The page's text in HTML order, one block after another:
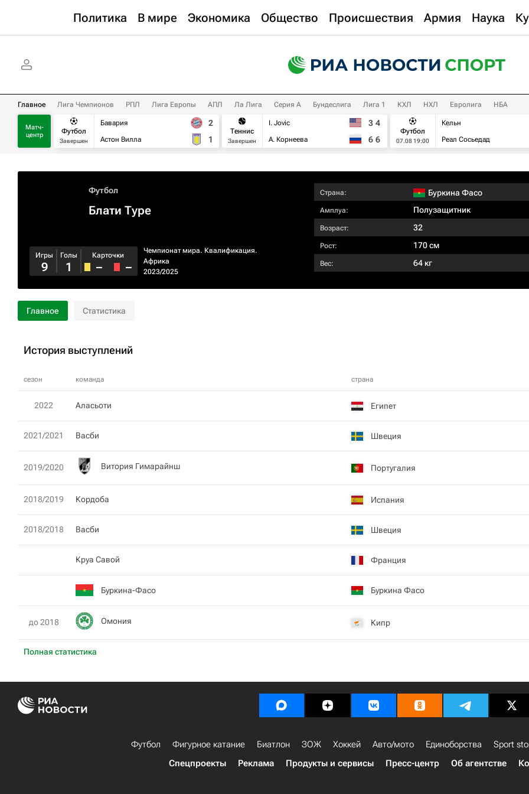
Политика В мире Экономика Общество Происшествия Армия Наука
Главное Лига Чемпионов РПЛ Лига Европы АПЛ Ла Лига Серия А Бундеслига Лига 1 КХЛ НХЛ Евролига НБА
Матч-
центр
Футбол
Завершен
Бавария
Астон Вилла
2
1
Теннис
Завершен
I. Jovic
А. Корнеева
3 4
6 6
Футбол
07.08 19:00
Кельн
Реал Сосьедад
Футбол
Блати Туре
Чемпионат мира. Квалификация.
Африка
2023/2025
Игры
9
Голы
1
Карточки
– –
Страна: Буркина Фасо
Амплуа: Полузащитник
Возраст: 32
Рост: 170 см
Вес: 64 кг
Главное Статистика
История выступлений
сезон команда страна
Полная статистика
2022 Аласьоти Египет
2021/2021 Васби Швеция
2019/2020 Витория Гимарайнш Португалия
2018/2019 Кордоба Испания
2018/2018 Васби Швеция
Круа Савой Франция
Буркина-Фасо Буркина Фасо
до 2018 Омония Кипр
Футбол Фигурное катание Биатлон ЗОЖ Хоккей Авто/мото Единоборства Sport
Спецпроекты
Реклама Продукты и сервисы Пресс-центр Об агентстве